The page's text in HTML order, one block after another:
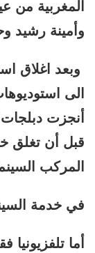
المغربية من
وأمينة رشيد
وبعد اغلاق
الى
أنجزت دبلجات
قبل أن تغلق
المركب
في خدمة
أما